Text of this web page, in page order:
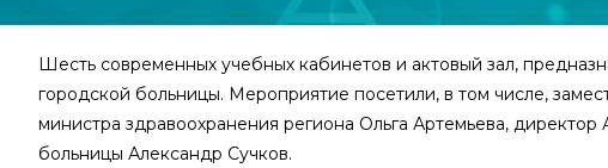
Шесть современных учебных кабинетов и актовый зал,
городской больницы. Мероприятие посетили, в том числе,
министра здравоохранения региона Ольга Артемьева,
больницы Александр Сучков.